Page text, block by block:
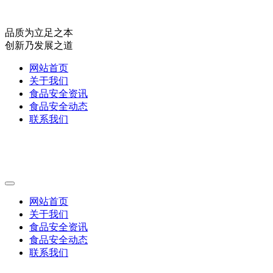
品质为立足之本
创新乃发展之道
网站首页
关于我们
食品安全资讯
食品安全动态
联系我们
网站首页
关于我们
食品安全资讯
食品安全动态
联系我们